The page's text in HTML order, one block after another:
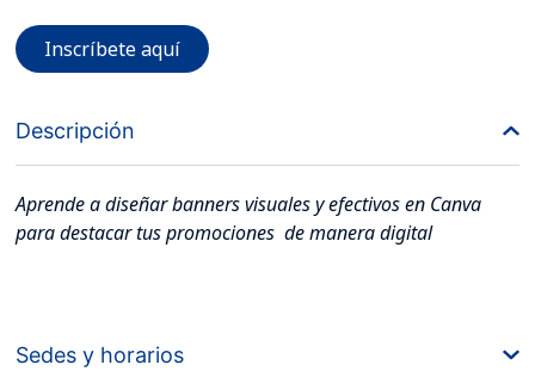
Inscríbete aquí
Descripción
Aprende a diseñar banners visuales y efectivos en Canva
para destacar tus promociones de manera digital
Sedes y horarios